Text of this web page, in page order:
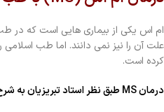
ام اس یکی از بیماری هایی است که در
علت آن را نیز نمی دانند. اما طب اسلامی
کرده است.
درمان MS طبق نظر استاد تبریزیان به شرح زیر است: